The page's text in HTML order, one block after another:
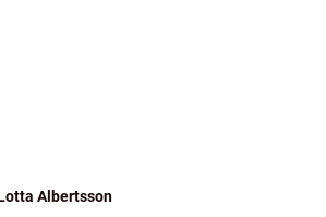
Albertsson